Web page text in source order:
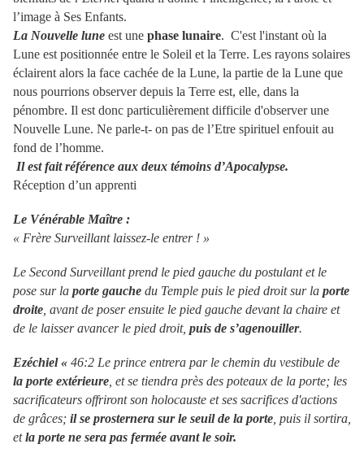
l’image à Ses Enfants.
La Nouvelle lune est une phase lunaire. C'est l'instant où la
Lune est positionnée entre le Soleil et la Terre. Les rayons solaires
éclairent alors la face cachée de la Lune, la partie de la Lune que
nous pourrions observer depuis la Terre est, elle, dans la
pénombre. Il est donc particulièrement difficile d'observer une
Nouvelle Lune. Ne parle-t- on pas de l’Etre spirituel enfouit au
fond de l’homme.
Il est fait référence aux deux témoins d’Apocalypse.
Réception d’un apprenti
Le Vénérable Maître :
« Frère Surveillant laissez-le entrer ! »
Le Second Surveillant prend le pied gauche du postulant et le
pose sur la porte gauche du Temple puis le pied droit sur la porte
droite , avant de poser ensuite le pied gauche devant la chaire et
de le laisser avancer le pied droit, puis de s’agenouiller.
Ezéchiel « 46:2 Le prince entrera par le chemin du vestibule de
la porte extérieure , et se tiendra près des poteaux de la porte; les
sacrificateurs offriront son holocauste et ses sacrifices d'actions
de grâces; il se prosternera sur le seuil de la porte , puis il sortira,
etla porte ne sera pas fermée avant le soir.